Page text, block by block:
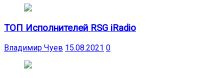
ТОП Исполнителей RSG iRadio
Владимир Чуев 15.08.2021 0